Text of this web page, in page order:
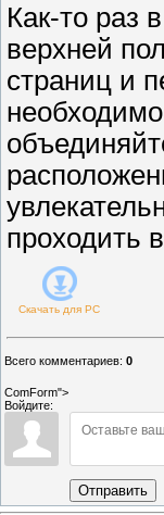
Как-то раз
верхней
страниц и
проходить
Скачать для PC
Всего комментариев: 0
ComForm">
Войдите:
Отправить